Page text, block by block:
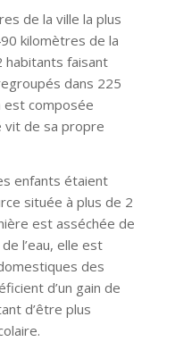
de la ville la plus
kilomètres de la
habitants faisant
dans 225
est composée
vit de sa propre
enfants étaient
située à plus de 2
est asséchée de
l’eau, elle est
des
d’un gain de
d’être plus